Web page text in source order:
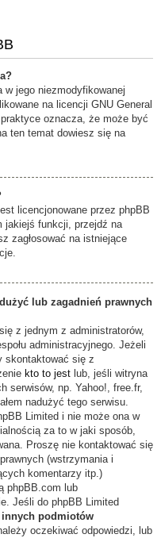
w jego niezmodyfikowanej
na licencji GNU General
oznacza, że może być
ten temat dowiesz się na
licencjonowane przez phpBB
jakiejś funkcji, przejdź na
zagłosować na istniejące
lub zagadnień prawnych
z jednym z administratorów,
administracyjnego. Jeżeli
skontaktować się z
kto to jest lub, jeśli witryna
serwisów, np. Yahoo!, free.fr,
nadużyć tego serwisu.
Limited i nie może ona w
za to w jaki sposób,
Proszę nie kontaktować się
(wstrzymania i
komentarzy itp.)
phpBB.com lub
Jeśli do phpBB Limited
innych podmiotów
oczekiwać odpowiedzi, lub